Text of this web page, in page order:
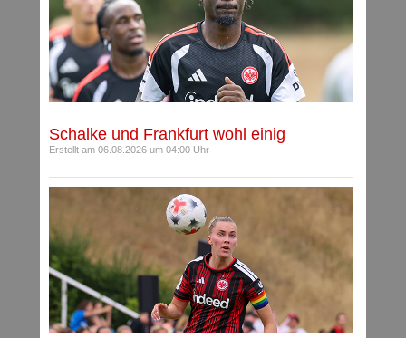
Schalke und Frankfurt wohl einig
Erstellt am 06.08.2026 um 04:00 Uhr